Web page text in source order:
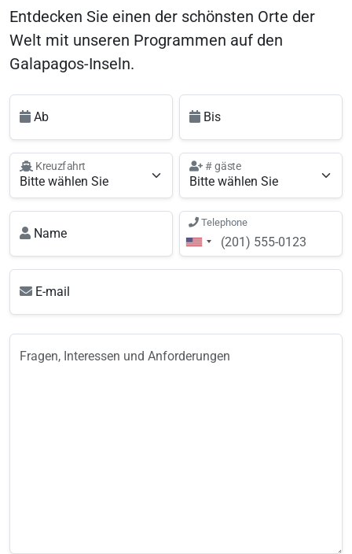
Entdecken Sie einen der schönsten Orte der
Welt mit unseren Programmen auf den
Galapagos-Inseln.
Ab Bis
Kreuzfahrt # gäste
Name
Telephone
E-mail